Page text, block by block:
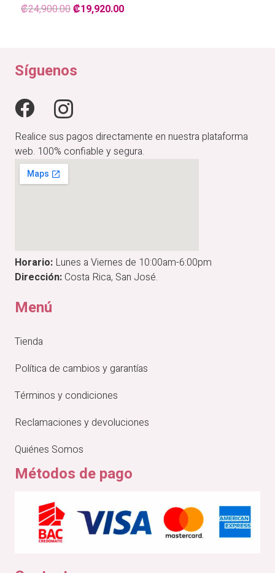
₡24,900.00El
₡24,900.00.
₡19,920.00El
Síguenos
Realice sus pagos directamente en nuestra plataforma
web. 100% confiable y segura.
Horario: Lunes a Viernes de 10:00am-6:00pm
Dirección:Costa Rica, San José.
Menú
Tienda
Política de cambios y garantías
Términos y condiciones
Reclamaciones y devoluciones
Quiénes Somos
Métodos de pago